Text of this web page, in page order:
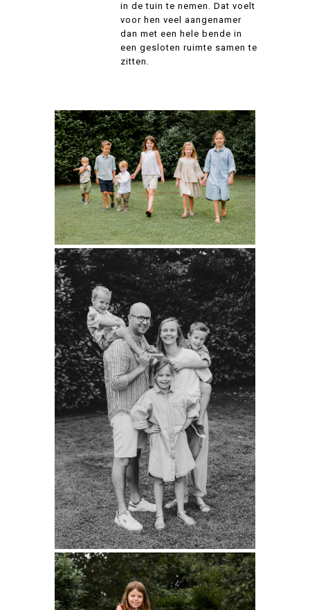
in de tuin te nemen. Dat voelt
voor hen veel aangenamer
dan met een hele bende in
een gesloten ruimte samen te
zitten.